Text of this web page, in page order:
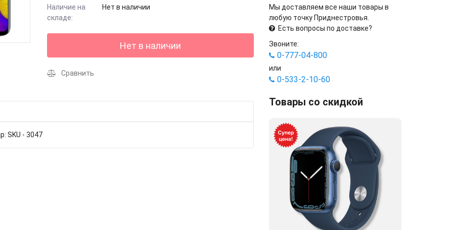
Наличие на
складе:
Нет в наличии
Нет в наличии
Сравнить
SKU - 3047
Мы доставляем все наши товары в
любую точку Приднестровья.
Есть вопросы по доставке?
Звоните:
0-777-04-800
или
0-533-2-10-60
Товары со скидкой